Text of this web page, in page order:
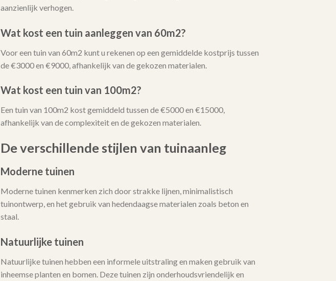
aanzienlijk verhogen.
Wat kost een tuin aanleggen van 60m2?
Voor een tuin van 60m2 kunt u rekenen op een gemiddelde kostprijs tussen
de €3000 en €9000, afhankelijk van de gekozen materialen.
Wat kost een tuin van 100m2?
Een tuin van 100m2 kost gemiddeld tussen de €5000 en €15000,
afhankelijk van de complexiteit en de gekozen materialen.
De verschillende stijlen van tuinaanleg
Moderne tuinen
Moderne tuinen kenmerken zich door strakke lijnen, minimalistisch
tuinontwerp, en het gebruik van hedendaagse materialen zoals beton en
staal.
Natuurlijke tuinen
Natuurlijke tuinen hebben een informele uitstraling en maken gebruik van
inheemse planten en bomen. Deze tuinen zijn onderhoudsvriendelijk en